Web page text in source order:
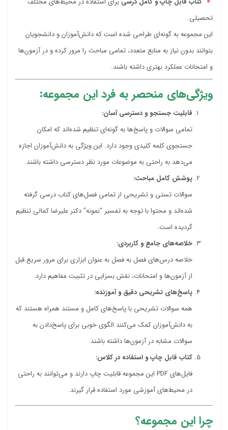
تحصیلی.
این مجموعه به گونه‌ای طراحی شده است که دانش‌آموزان و دانشجویان
بتوانند بدون نیاز به منابع متعدد، تمامی مباحث را مرور کرده و در آزمون‌ها
و امتحانات عملکرد بهتری داشته باشند.
ویژگی‌های منحصر به فرد این مجموعه:
قابلیت جستجو و دسترسی آسان:
تمامی سوالات و پاسخ‌ها به گونه‌ای تنظیم شده‌اند که امکان
جستجوی کلمه کلیدی وجود دارد. این ویژگی به دانش‌آموزان اجازه
می‌دهد به راحتی به موضوعات مورد نظر دسترسی داشته باشند.
پوشش کامل مباحث:
سوالات تستی و تشریحی از تمامی فصل‌های کتاب درسی گرفته
شده‌اند و محتوا با توجه به تفسیر “نمونه” دکتر علیرضا کمالی تنظیم
گردیده است.
خلاصه‌های جامع و کاربردی:
خلاصه درس‌های فصل به فصل به عنوان ابزاری برای مرور سریع قبل
از آزمون‌ها و امتحانات، نقش بسزایی در تثبیت مفاهیم دارد.
پاسخ‌های تشریحی دقیق و آموزنده:
همه سوالات تشریحی با پاسخ‌های کامل و مستند همراه هستند که
به دانش‌آموزان کمک می‌کنند الگوی خوبی برای پاسخ‌دادن به
سوالات مشابه در آزمون‌ها داشته باشند.
کتاب قابل چاپ و استفاده در کلاس:
فایل‌های PDF این مجموعه قابلیت چاپ دارند و می‌توانند به راحتی
در محیط‌های آموزشی مورد استفاده قرار گیرند.
چرا این مجموعه؟